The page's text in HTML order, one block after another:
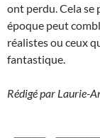
ont perdu. Cela se
époque peut
réalistes ou ceux
fantastique.
Rédigé par Laurie-